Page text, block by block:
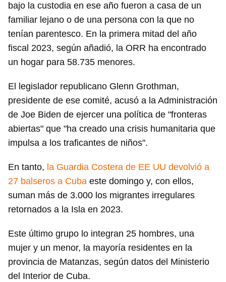
bajo la custodia en ese año fueron a casa de un
familiar lejano o de una persona con la que no
tenían parentesco. En la primera mitad del año
fiscal 2023, según añadió, la ORR ha encontrado
un hogar para 58.735 menores.
El legislador republicano Glenn Grothman,
presidente de ese comité, acusó a la Administración
de Joe Biden de ejercer una política de "fronteras
abiertas" que "ha creado una crisis humanitaria que
impulsa a los traficantes de niños".
En tanto, la Guardia Costera de EE UU devolvió a
27 balseros a Cuba este domingo y, con ellos,
suman más de 3.000 los migrantes irregulares
retornados a la Isla en 2023.
Este último grupo lo integran 25 hombres, una
mujer y un menor, la mayoría residentes en la
provincia de Matanzas, según datos del Ministerio
del Interior de Cuba.